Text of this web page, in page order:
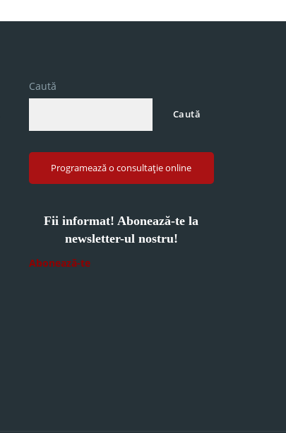
Caută
Caută
Programează o consultație online
Fii informat! Abonează-te la
newsletter-ul nostru!
Abonează-te